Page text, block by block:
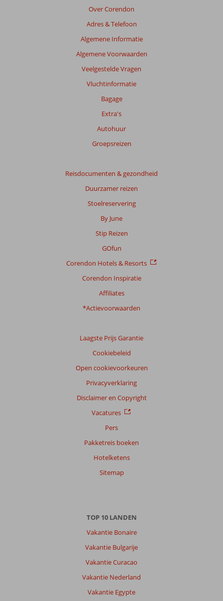
Over Corendon
Adres & Telefoon
Algemene Informatie
Algemene Voorwaarden
Veelgestelde Vragen
Vluchtinformatie
Bagage
Extra's
Autohuur
Groepsreizen
Reisdocumenten & gezondheid
Duurzamer reizen
Stoelreservering
By June
Stip Reizen
GOfun
Corendon Hotels & Resorts
Corendon Inspiratie
Affiliates
*Actievoorwaarden
Laagste Prijs Garantie
Cookiebeleid
Open cookievoorkeuren
Privacyverklaring
Disclaimer en Copyright
Vacatures
Pers
Pakketreis boeken
Hotelketens
Sitemap
TOP 10 LANDEN
Vakantie Bonaire
Vakantie Bulgarije
Vakantie Curacao
Vakantie Nederland
Vakantie Egypte